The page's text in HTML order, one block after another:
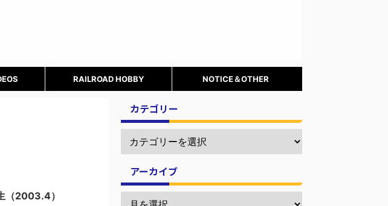
RAILROAD HOBBY NOTICE＆OTHER
（2003.4）
カテゴリー
アーカイブ